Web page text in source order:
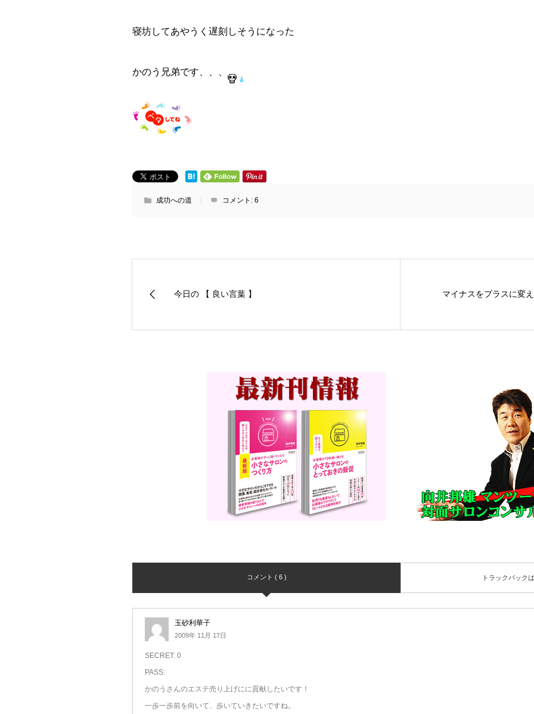
寝坊してあやうく遅刻しそうになった
かのう兄弟です、、、
成功への道 コメント: 6
今日の 【 良い言葉 】 マイナスをプラスに変
コメント ( 6 ) トラックバック
玉砂利華子
2009年 11月 17日
SECRET: 0
PASS:
かのうさんのエステ売り上げにに貢献したいです！
一歩一歩前を向いて、歩いていきたいですね。